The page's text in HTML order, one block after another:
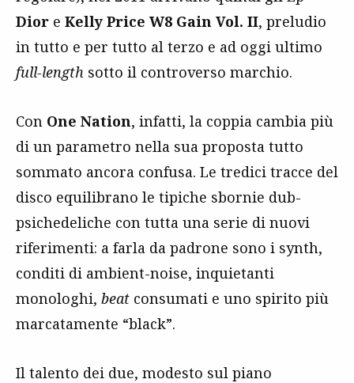
Dior e Kelly Price W8 Gain Vol. II, preludio
in tutto e per tutto al terzo e ad oggi ultimo
full-length sotto il controverso marchio.
Con One Nation, infatti, la coppia cambia più
di un parametro nella sua proposta tutto
sommato ancora confusa. Le tredici tracce del
disco equilibrano le tipiche sbornie dub-
psichedeliche con tutta una serie di nuovi
riferimenti: a farla da padrone sono i synth,
conditi di ambient-noise, inquietanti
monologhi, beat consumati e uno spirito più
marcatamente “black”.
Il talento dei due, modesto sul piano